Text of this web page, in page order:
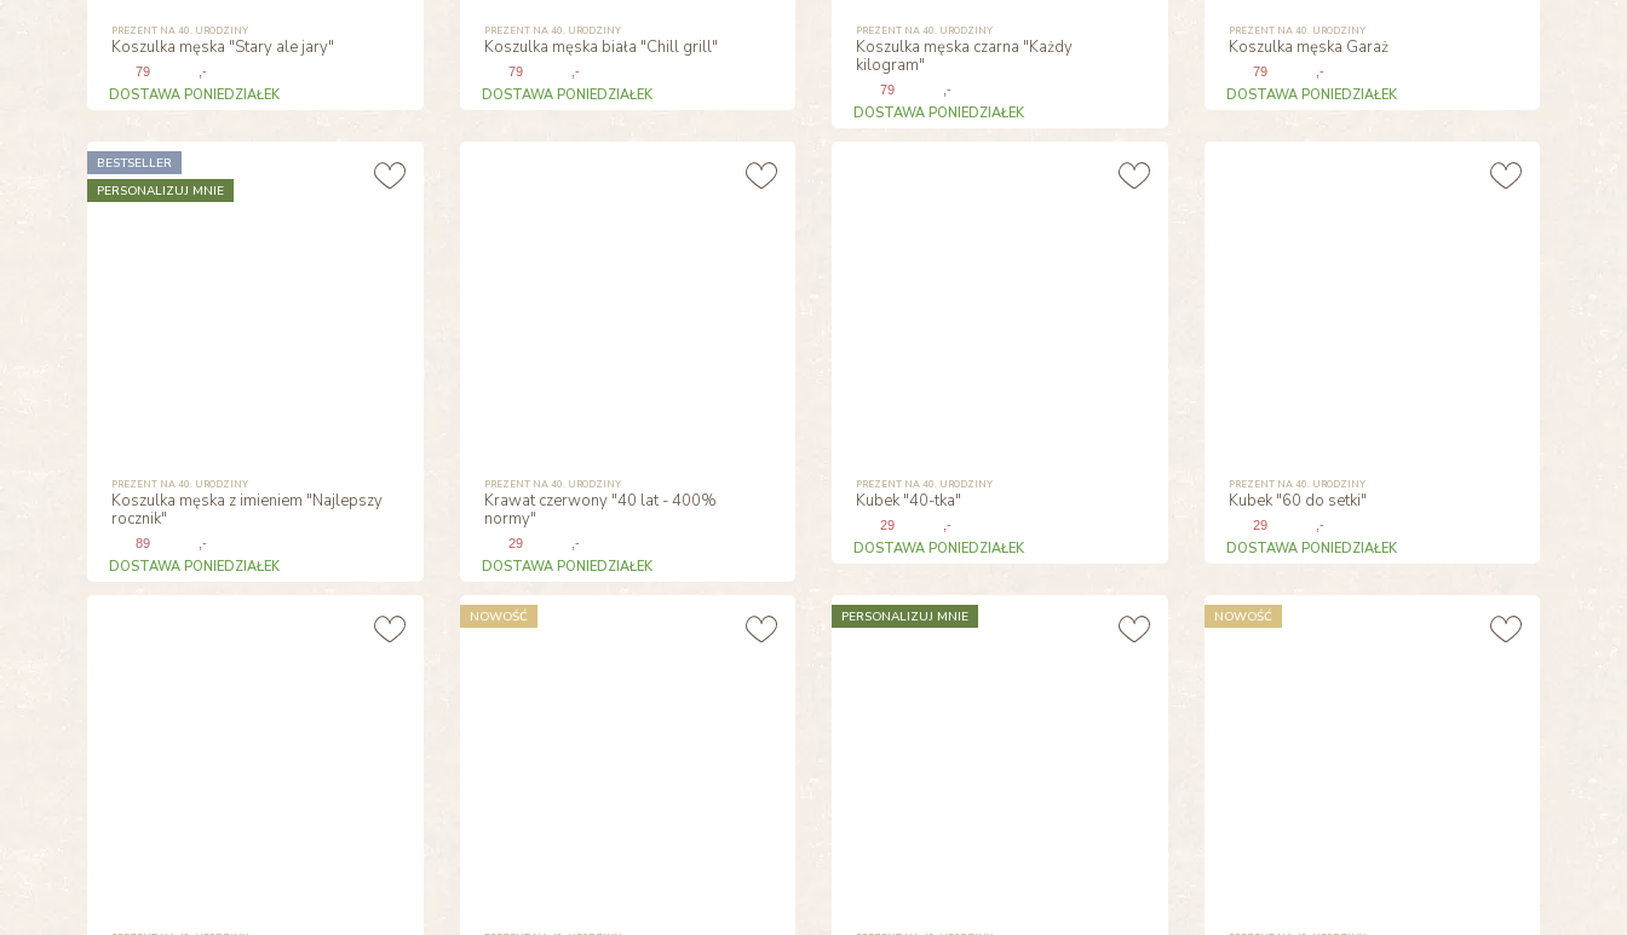
PREZENT NA 40. URODZINY
Koszulka męska "Stary ale jary"
79 ,-
DOSTAWA PONIEDZIAŁEK
PREZENT NA 40. URODZINY
Koszulka męska biała "Chill grill"
79 ,-
DOSTAWA PONIEDZIAŁEK
PREZENT NA 40. URODZINY
Koszulka męska czarna "Każdy
kilogram"
79 ,-
DOSTAWA PONIEDZIAŁEK
PREZENT NA 40. URODZINY
Koszulka męska Garaż
79 ,-
DOSTAWA PONIEDZIAŁEK
PREZENT NA 40. URODZINY
Koszulka męska z imieniem "Najlepszy
rocznik"
89 ,-
DOSTAWA PONIEDZIAŁEK
BESTSELLER
PERSONALIZUJ MNIE
PREZENT NA 40. URODZINY
Krawat czerwony "40 lat - 400%
normy"
29 ,-
DOSTAWA PONIEDZIAŁEK
PREZENT NA 40. URODZINY
Kubek "40-tka"
29 ,-
DOSTAWA PONIEDZIAŁEK
PREZENT NA 40. URODZINY
Kubek "60 do setki"
29 ,-
DOSTAWA PONIEDZIAŁEK
NOWOŚĆ PERSONALIZUJ MNIE NOWOŚĆ